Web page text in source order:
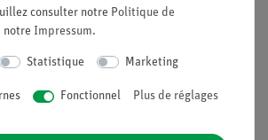
consulter notre Politique de
notre Impressum.
Statistique Marketing
Fonctionnel Plus de réglages